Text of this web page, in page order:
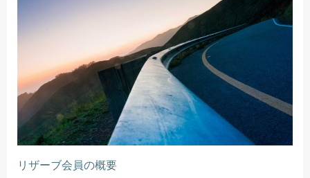
リザーブ会員の概要